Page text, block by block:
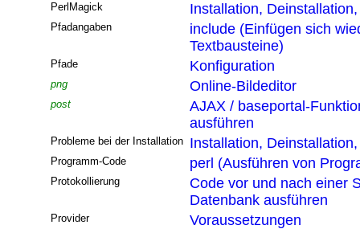
PerlMagick Installation,
Pfadangaben
include (Einfügen sich
Textbausteine)
Pfade Konfiguration
png Online-Bildeditor
post
AJAX / baseportal-
ausführen
Probleme bei der Installation Installation,
Programm-Code perl (Ausführen von
Protokollierung
Code vor und nach einer
Datenbank ausführen
Provider Voraussetzungen